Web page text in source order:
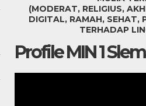
(MODERAT, RELIGIUS,
DIGITAL, RAMAH, SEHAT,
TERHADAP
Profile MIN 1